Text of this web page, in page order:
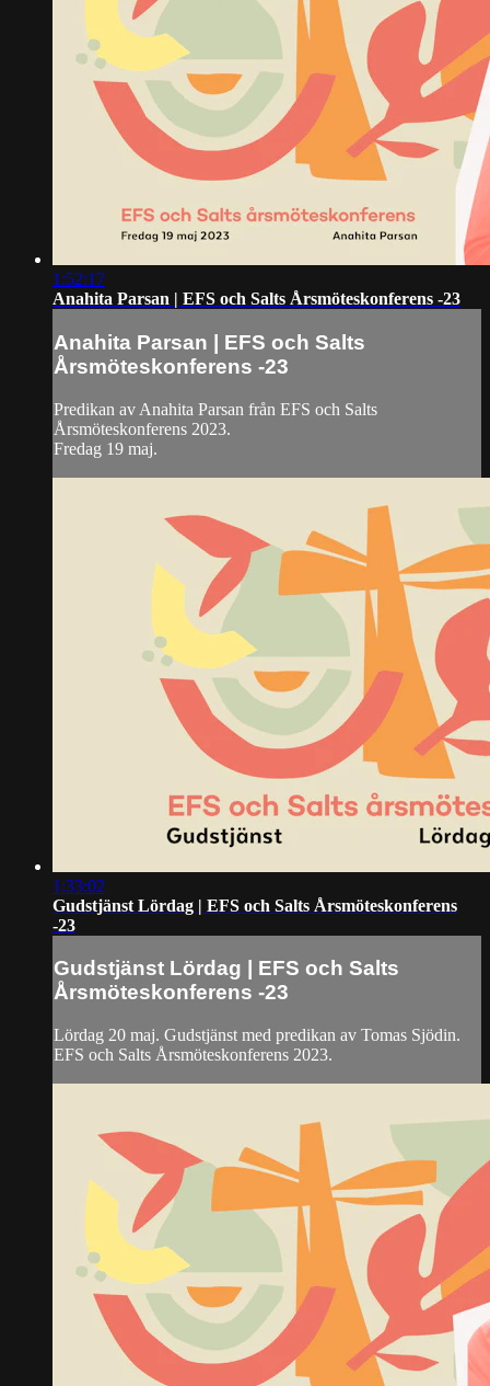
1:52:17
Anahita Parsan | EFS och Salts Årsmöteskonferens -23
Anahita Parsan | EFS och Salts
Årsmöteskonferens -23
Predikan av Anahita Parsan från EFS och Salts
Årsmöteskonferens 2023.
Fredag 19 maj.
1:33:02
Gudstjänst Lördag | EFS och Salts Årsmöteskonferens
-23
Gudstjänst Lördag | EFS och Salts
Årsmöteskonferens -23
Lördag 20 maj. Gudstjänst med predikan av Tomas Sjödin.
EFS och Salts Årsmöteskonferens 2023.